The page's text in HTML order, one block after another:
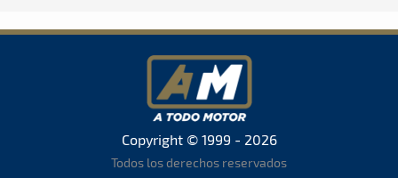
Copyright © 1999 - 2026
Todos los derechos reservados